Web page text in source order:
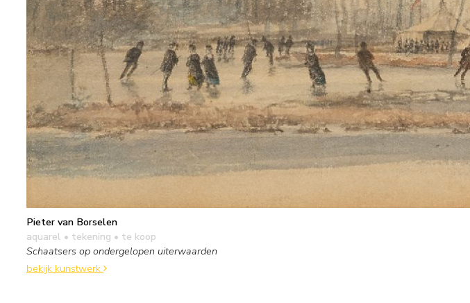
Pieter van Borselen
aquarel • tekening • te koop
Schaatsers op ondergelopen uiterwaarden
bekijk kunstwerk